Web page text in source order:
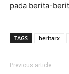
pada berita-
TAGS beritarx
Previous article